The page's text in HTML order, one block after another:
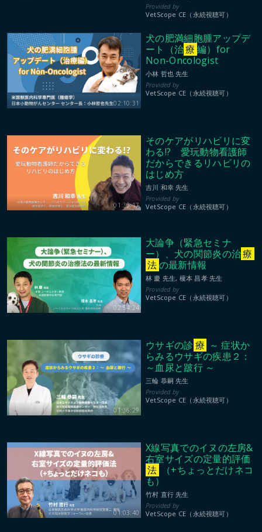
VetScope CE（永続視聴可）
02:10:31
犬の肥満細胞腫アップデ
ート（治療 編）for
Non-Oncologist
小林 哲也 先生
VetScope CE（永続視聴可）
01:30:17
そのケアがリハビリに変
わる!? 愛玩動物看護師
だからできるリハビリの
はじめ方
吉川 和幸 先生
VetScope CE（永続視聴可）
02:54:24
大論争（緊急セミナ
ー）、犬の関節炎の治療
法の最新情報
林 慶 先生, 榎本 昌孝 先生
VetScope CE（永続視聴可）
01:36:29
ウサギの診 療 ～ 症状か
らみるウサギの疾患２：
～血尿と跛行 ～
三輪 恭嗣 先生
VetScope CE（永続視聴可）
01:03:40
X線写真でのイヌの左房&
右室サイズの定量的評価
法
（+ちょっとだけネコ
も）
竹村 直行 先生
VetScope CE（永続視聴可）